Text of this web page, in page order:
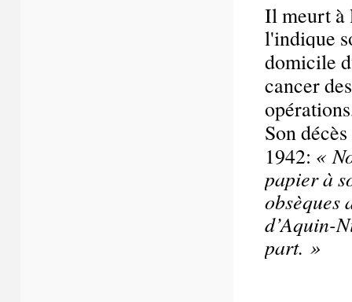
Il meurt à
l'indique
domicile
cancer
Son
1942: «
papier à
obsèques
d’Aquin-
part. »